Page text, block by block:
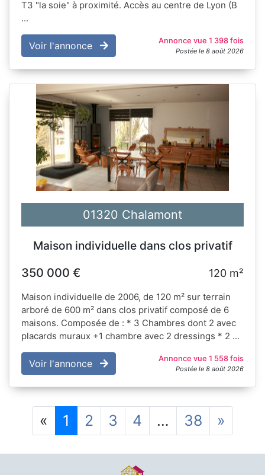
T3 "la soie" à proximité. Accès au centre de Lyon (B
...
Voir l'annonce Annonce vue 1 398 fois
Postée le 8 août 2026
01320 Chalamont
Maison individuelle dans clos privatif
350 000 €
120 m²
Maison individuelle de 2006, de 120 m² sur terrain
arboré de 600 m² dans clos privatif composé de 6
maisons. Composée de : * 3 Chambres dont 2 avec
placards muraux +1 chambre avec 2 dressings * 2 ...
Voir l'annonce Annonce vue 1 558 fois
Postée le 8 août 2026
« Précédent
1 2 3 4 … 38 »